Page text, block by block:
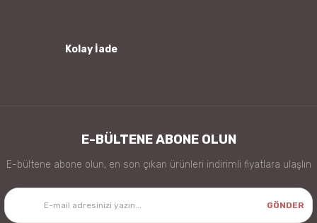
Kolay İade
E-BÜLTENE ABONE OLUN
E-bültene abone olun, en son çıkan ürünleri indirimli fiyatlara ulaşlın
GÖNDER